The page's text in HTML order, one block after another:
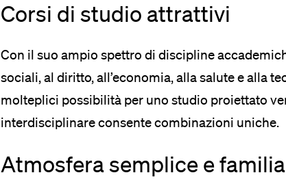
Corsi di studio attrattivi
Con il suo ampio spettro di discipline
sociali, al diritto, all’economia, alla salute e alla
molteplici possibilità per uno studio proiettato
interdisciplinare consente combinazioni uniche.
Atmosfera semplice e
Stellensuchende
Förderer